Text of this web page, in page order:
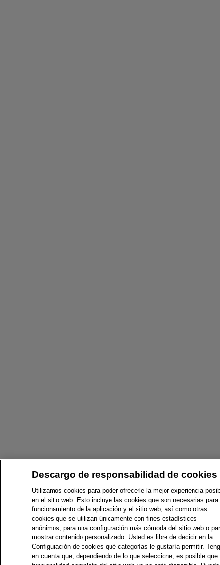
Descargo de responsabilidad de cookies
Utilizamos cookies para poder ofrecerle la mejor experiencia
en el sitio web. Esto incluye las cookies que son necesarias para
funcionamiento de la aplicación y el sitio web, así como otras
cookies que se utilizan únicamente con fines estadísticos
anónimos, para una configuración más cómoda del sitio web o
mostrar contenido personalizado. Usted es libre de decidir en la
Configuración de cookies qué categorías le gustaría permitir.
en cuenta que, dependiendo de lo que seleccione, es posible que